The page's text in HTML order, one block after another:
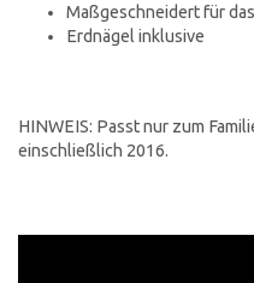
Maßgeschneidert für
Erdnägel inklusive
HINWEIS: Passt nur zum
einschließlich 2016.